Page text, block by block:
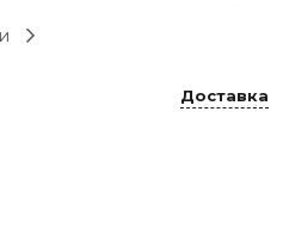
Доставка